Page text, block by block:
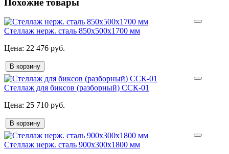
Стеллаж нерж. сталь 850х500х1700 мм
22 476 руб.
В корзину
Стеллаж для биксов (разборный) ССК-01
25 710 руб.
В корзину
Стеллаж нерж. сталь 900х300х1800 мм